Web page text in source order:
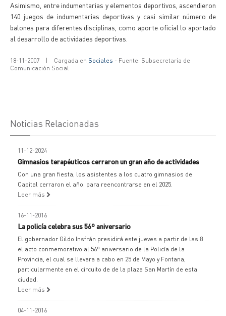
Asimismo, entre indumentarias y elementos deportivos, ascendieron
140 juegos de indumentarias deportivas y casi similar número de
balones para diferentes disciplinas, como aporte oficial lo aportado
al desarrollo de actividades deportivas.
18-11-2007 | Cargada en Sociales - Fuente: Subsecretaría de
Comunicación Social
Noticias Relacionadas
11-12-2024
Gimnasios terapéuticos cerraron un gran año de actividades
Con una gran fiesta, los asistentes a los cuatro gimnasios de
Capital cerraron el año, para reencontrarse en el 2025.
Leer más
16-11-2016
La policía celebra sus 56º aniversario
El gobernador Gildo Insfrán presidirá este jueves a partir de las 8
el acto conmemorativo al 56º aniversario de la Policía de la
Provincia, el cual se llevara a cabo en 25 de Mayo y Fontana,
particularmente en el circuito de de la plaza San Martín de esta
ciudad.
Leer más
04-11-2016